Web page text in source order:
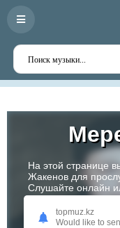
На этой странице
Жакенов для
Слушайте онлайн
композиции в
творчество одного
Казахстана!
topmuz.kz
Would like to